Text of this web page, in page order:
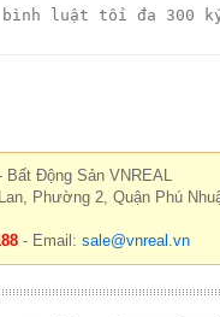
Động Sản VNREAL
Phường 2, Quận Phú
- Email:sale@vnreal.vn